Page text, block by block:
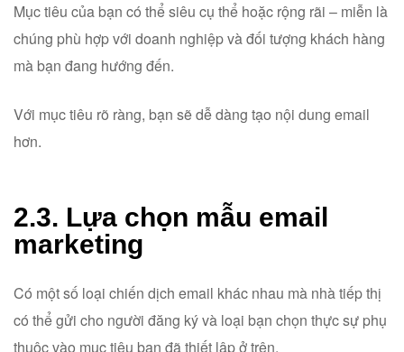
Mục tiêu của bạn có thể siêu cụ thể hoặc rộng rãi – miễn là
chúng phù hợp với doanh nghiệp và đối tượng khách hàng
mà bạn đang hướng đến.
Với mục tiêu rõ ràng, bạn sẽ dễ dàng tạo nội dung email
hơn.
2.3. Lựa chọn mẫu email
marketing
Có một số loại chiến dịch email khác nhau mà nhà tiếp thị
có thể gửi cho người đăng ký và loại bạn chọn thực sự phụ
thuộc vào mục tiêu bạn đã thiết lập ở trên.